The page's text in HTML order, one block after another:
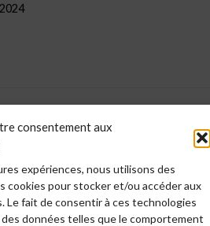
consentement aux
expériences, nous utilisons des
cookies pour stocker et/ou accéder aux
Le fait de consentir à ces technologies
données telles que le comportement